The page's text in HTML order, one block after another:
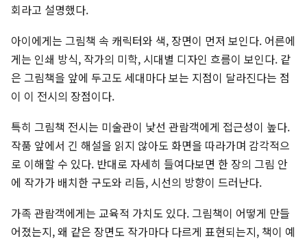
회라고 설명했다.
아이에게는 그림책 속 캐릭터와 색, 장면이 먼저 보인다. 어른에
게는 인쇄 방식, 작가의 미학, 시대별 디자인 흐름이 보인다. 같
은 그림책을 앞에 두고도 세대마다 보는 지점이 달라진다는 점
이 이 전시의 장점이다.
특히 그림책 전시는 미술관이 낯선 관람객에게 접근성이 높다.
작품 앞에서 긴 해설을 읽지 않아도 화면을 따라가며 감각적으
로 이해할 수 있다. 반대로 자세히 들여다보면 한 장의 그림 안
에 작가가 배치한 구도와 리듬, 시선의 방향이 드러난다.
가족 관람객에게는 교육적 가치도 있다. 그림책이 어떻게 만들
어졌는지, 왜 같은 장면도 작가마다 다르게 표현되는지, 책이 예